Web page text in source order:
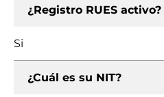
¿Registro RUES activo?
Si
¿Cuál es su NIT?